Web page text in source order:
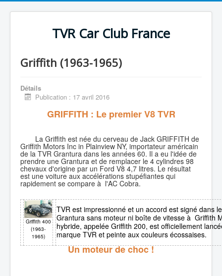
TVR Car Club France
Griffith (1963-1965)
Détails
Publication : 17 avril 2016
GRIFFITH : Le premier V8 TVR
La Griffith est née du cerveau de Jack GRIFFITH de
Griffith Motors Inc in Plainview NY, importateur américain
de la TVR Grantura dans les années 60. Il a eu l'idée de
prendre une Grantura et de remplacer le 4 cylindres 98
chevaux d'origine par un Ford V8 4,7 litres. Le résultat
est une voiture aux accélérations stupéfiantes qui
rapidement se compare à l'AC Cobra.
Griffith 400
(1963-
1965)
TVR est impressionné et un accord est signé dans
Grantura sans moteur ni boîte de vitesse à Griffith
hybride, appelée Griffith 200, est officiellement
marque TVR et peinte aux couleurs écossaises.
Un moteur de choc !